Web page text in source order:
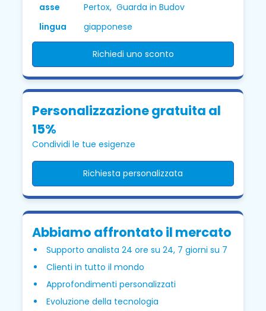
asse
Pertox, Guarda in Budov
lingua
giapponese
Richiedi uno sconto
Personalizzazione gratuita al
15%
Condividi le tue esigenze
Richiesta personalizzata
Abbiamo affrontato il mercato
Supporto analista 24 ore su 24, 7 giorni su 7
Clienti in tutto il mondo
Approfondimenti personalizzati
Evoluzione della tecnologia